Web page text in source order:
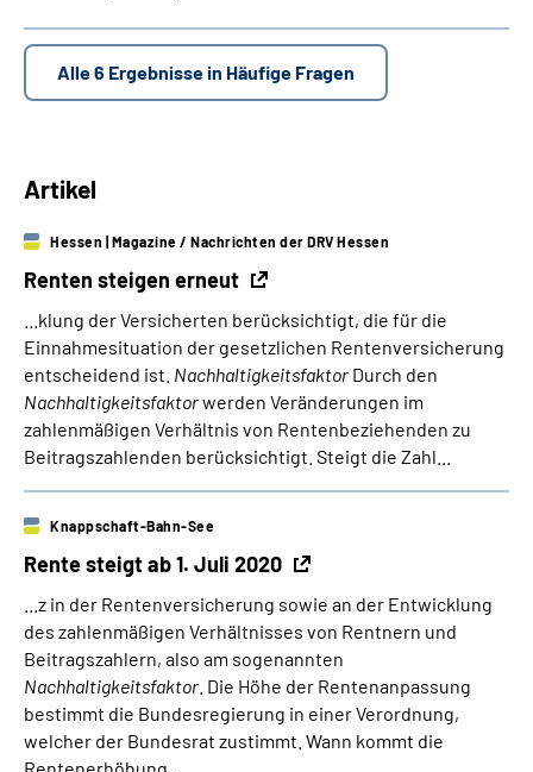
Mein Kundenportal
Alle 6 Ergebnisse in Häufige Fragen
Artikel
Renten steigen erneut
Hessen | Magazine / Nachrichten der DRV Hessen
...klung der Versicherten berücksichtigt, die für die
Einnahmesituation der gesetzlichen Rentenversicherung
entscheidend ist. Nachhaltigkeitsfaktor Durch den
Nachhaltigkeitsfaktorwerden Veränderungen im
zahlenmäßigen Verhältnis von Rentenbeziehenden zu
Beitragszahlenden berücksichtigt. Steigt die Zahl...
Rente steigt ab 1. Juli 2020
Knappschaft-Bahn-See
...z in der Rentenversicherung sowie an der Entwicklung
des zahlenmäßigen Verhältnisses von Rentnern und
Beitragszahlern, also am sogenannten
Nachhaltigkeitsfaktor . Die Höhe der Rentenanpassung
bestimmt die Bundesregierung in einer Verordnung,
welcher der Bundesrat zustimmt. Wann kommt die